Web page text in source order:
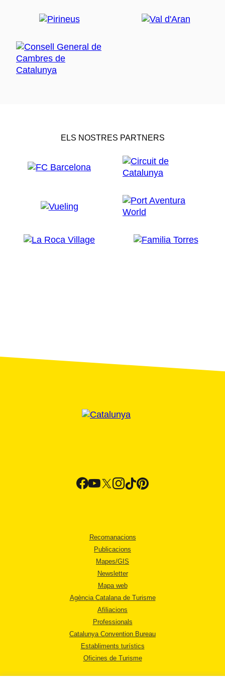
ELS NOSTRES PARTNERS
Recomanacions
Publicacions
Mapes/GIS
Newsletter
Mapa web
Agència Catalana de Turisme
Afiliacions
Professionals
Catalunya Convention Bureau
Establiments turístics
Oficines de Turisme